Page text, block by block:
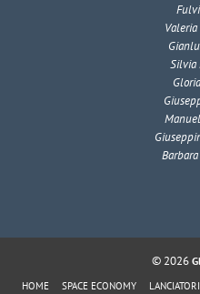
Silvia
© 2026
HOME SPACE ECONOMY LANCIATORI